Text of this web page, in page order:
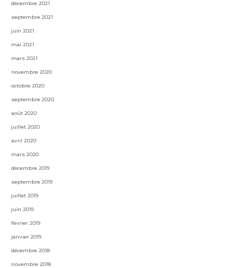
décembre 2021
septembre 2021
juin 2021
mai 2021
mars 2021
novembre 2020
octobre 2020
septembre 2020
août 2020
juillet 2020
avril 2020
mars 2020
décembre 2019
septembre 2019
juillet 2019
juin 2019
février 2019
janvier 2019
décembre 2018
novembre 2018